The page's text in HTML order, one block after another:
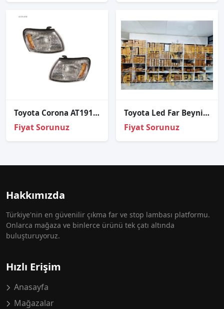
Toyota Corona AT191 Sağ-Sol Takım Sinyal 1992-1997
Fiyat Sorunuz
Toyota Led Far Beyni 89908-06020
Fiyat Sorunuz
Hakkımızda
Türkiye'nin en güvenilir çıkma far ve stop lambası platformu.
Onlarca mağaza ve binlerce ürünü tek çatı altında
buluşturuyoruz.
Hızlı Erişim
Anasayfa
Mağazalar